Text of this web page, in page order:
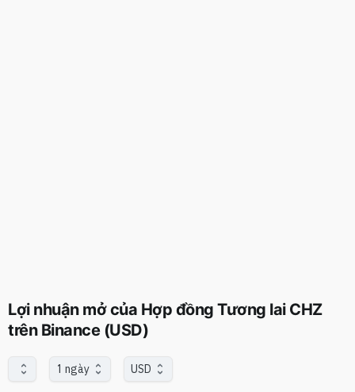
Lợi nhuận mở của Hợp đồng Tương lai CHZ
trên Binance (USD)
1 ngày USD